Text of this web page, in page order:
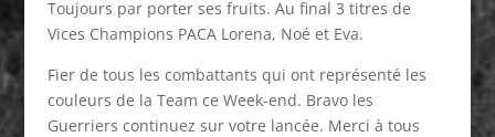
Toujours par porter ses fruits. Au final 3 titres de
Vices Champions PACA Lorena, Noé et Eva.
Fier de tous les combattants qui ont représenté les
couleurs de la Team ce Week-end. Bravo les
Guerriers continuez sur votre lancée. Merci à tous